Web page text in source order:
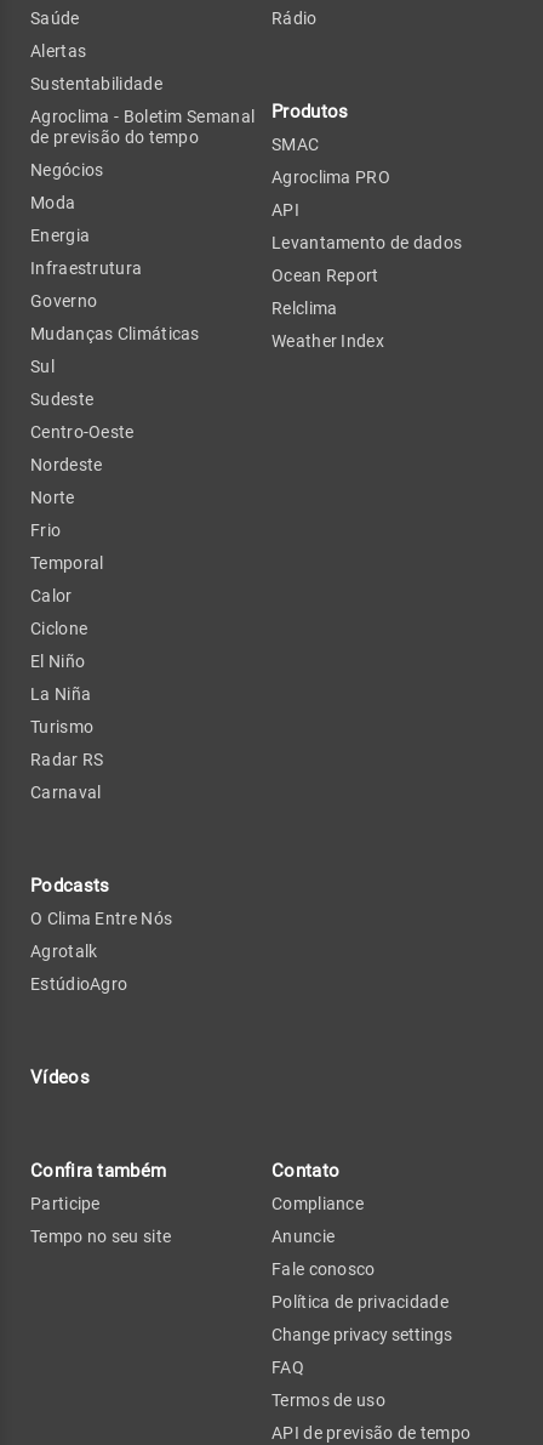
Saúde
Alertas
Sustentabilidade
Agroclima - Boletim Semanal
de previsão do tempo
Negócios
Moda
Energia
Infraestrutura
Governo
Mudanças Climáticas
Sul
Sudeste
Centro-Oeste
Nordeste
Norte
Frio
Temporal
Calor
Ciclone
El Niño
La Niña
Turismo
Radar RS
Carnaval
Podcasts
O Clima Entre Nós
Agrotalk
EstúdioAgro
Vídeos
Rádio
Produtos
SMAC
Agroclima PRO
API
Levantamento de dados
Ocean Report
Relclima
Weather Index
Confira também
Participe
Tempo no seu site
Contato
Compliance
Anuncie
Fale conosco
Política de privacidade
Change privacy settings
FAQ
Termos de uso
API de previsão de tempo